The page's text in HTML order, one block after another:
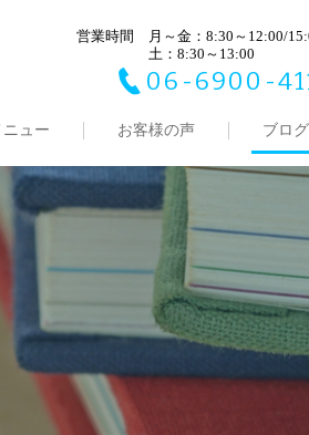
営業時間
月～金：8:30～12:00/
土：8:30～13:00
06-6900-
ュー お客様の声 ブログ